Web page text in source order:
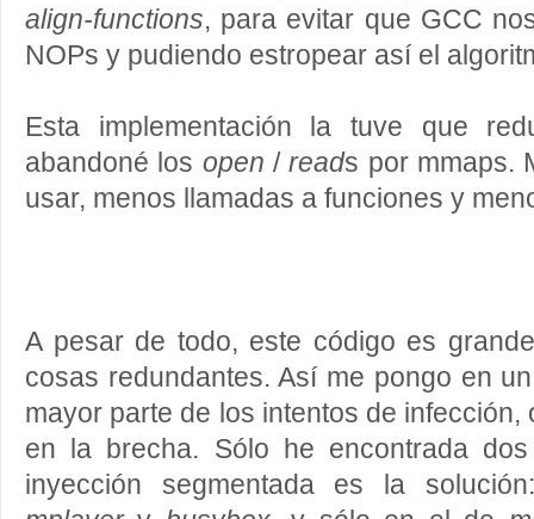
align-functions, para evitar que GCC
NOPs y pudiendo estropear así el
Esta implementación la tuve que
abandoné los open /reads por mmaps.
usar, menos llamadas a funciones y
A pesar de todo, este código es
cosas redundantes. Así me pongo en
mayor parte de los intentos de infección,
en la brecha. Sólo he encontrada
inyección segmentada es la